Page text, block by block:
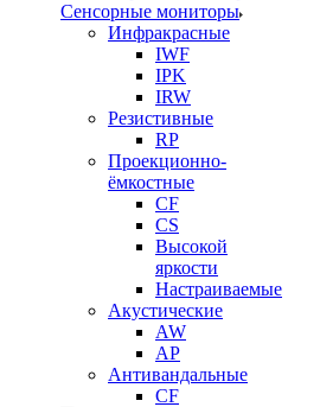
Сенсорные мониторы
Инфракрасные
IWF
IPK
IRW
Резистивные
RP
Проекционно-
ёмкостные
CF
CS
Высокой
яркости
Настраиваемые
Акустические
AW
AP
Антивандальные
CF